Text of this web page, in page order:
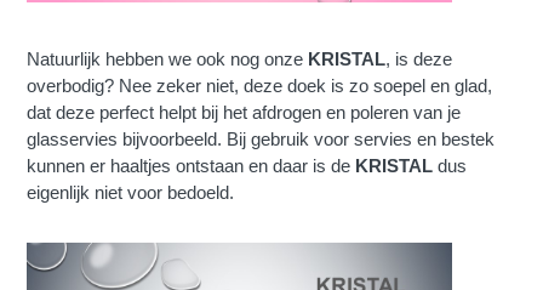
Natuurlijk hebben we ook nog onze KRISTAL, is deze
overbodig? Nee zeker niet, deze doek is zo soepel en glad,
dat deze perfect helpt bij het afdrogen en poleren van je
glasservies bijvoorbeeld. Bij gebruik voor servies en bestek
kunnen er haaltjes ontstaan en daar is de KRISTAL dus
eigenlijk niet voor bedoeld.